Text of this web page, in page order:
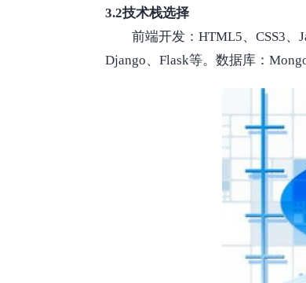
3.2技术栈选择
前端开发：HTML5、CSS3、
Django、Flask等。数据库：